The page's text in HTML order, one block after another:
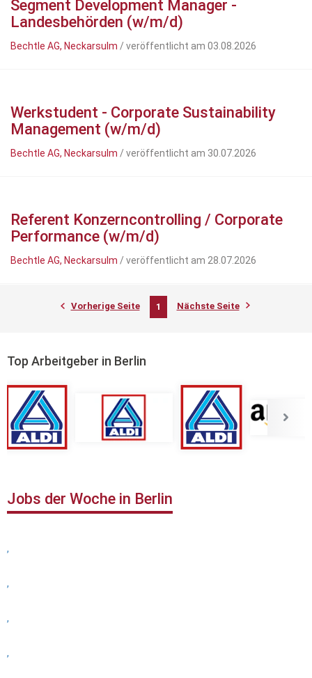
Segment Development Manager -
Landesbehörden (w/m/d)
Bechtle AG, Neckarsulm / veröffentlicht am 03.08.2026
Werkstudent - Corporate Sustainability
Management (w/m/d)
Bechtle AG, Neckarsulm / veröffentlicht am 30.07.2026
Referent Konzerncontrolling / Corporate
Performance (w/m/d)
Bechtle AG, Neckarsulm / veröffentlicht am 28.07.2026
Vorherige Seite 1 Nächste Seite
Top Arbeitgeber in Berlin
Jobs der Woche in Berlin
,
,
,
,